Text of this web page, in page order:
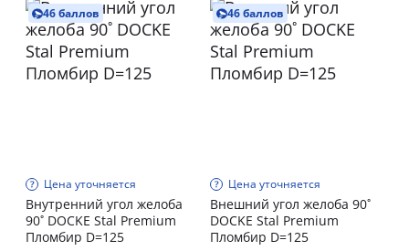
46 баллов
Цена уточняется
Внутренний угол желоба
90˚ DOCKE Stal Premium
Пломбир D=125
46 баллов
Цена уточняется
Внешний угол желоба 90˚
DOCKE Stal Premium
Пломбир D=125